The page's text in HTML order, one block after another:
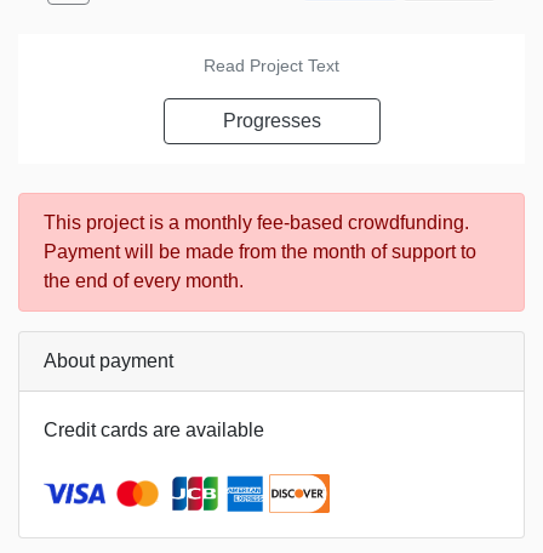
Read Project Text
Progresses
This project is a monthly fee-based crowdfunding.
Payment will be made from the month of support to
the end of every month.
About payment
Credit cards are available